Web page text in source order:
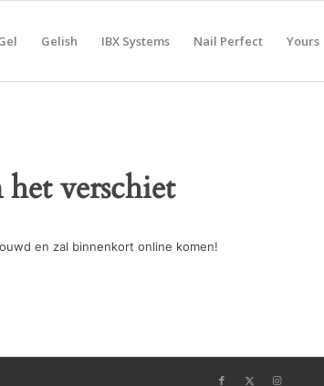
Gelish IBX Systems Nail Perfect Yours
verschiet
en zal binnenkort online komen!